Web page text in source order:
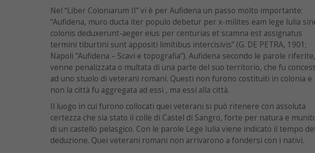
Nel “Liber Coloniarum II” vi è per Aufidena un passo molto importante:
“Aufidena, muro ducta iter populo debetur per x-milites eam lege Iulia
colonis deduxerunt-aeger eius per centurias et scamna est assignatus
termini tiburtini sunt appositi limitibus intercisivis” (G. DE PETRA, 1901;
Napoli “Aufidena – Scavi e topografia”). Aufidena secondo le parole riferite,
venne penalizzata o multata di una parte del suo territorio, che fu
ad uno stuolo di veterani romani. Questi non furono costituiti in colonia e
non la città fu aggregata ad essi , ma essi alla città.
Il luogo in cui furono collocati quei veterani si può ritenere con assoluta
certezza che sia stato il colle di Castel di Sangro, forte per natura e
di un castello pelasgico. Con le parole Lege Iulia viene indicato il tempo
deduzione. Quei veterani romani non arrivarono a fondersi con i nativi.